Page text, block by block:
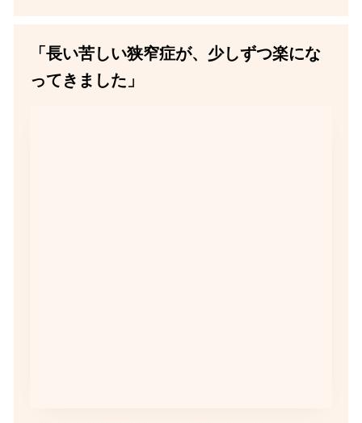
「長い苦しい狭窄症が、少しずつ楽にな
ってきました」